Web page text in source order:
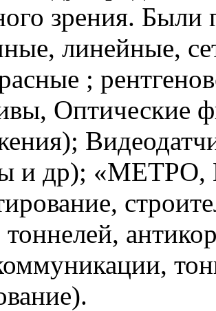
зрения. Были
линейные,
;
Оптические
и др);